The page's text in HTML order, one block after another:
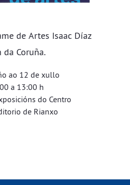
de Artes Isaac Díaz
Coruña.
ao 12 de xullo
a 13:00 h
do Centro
de Rianxo